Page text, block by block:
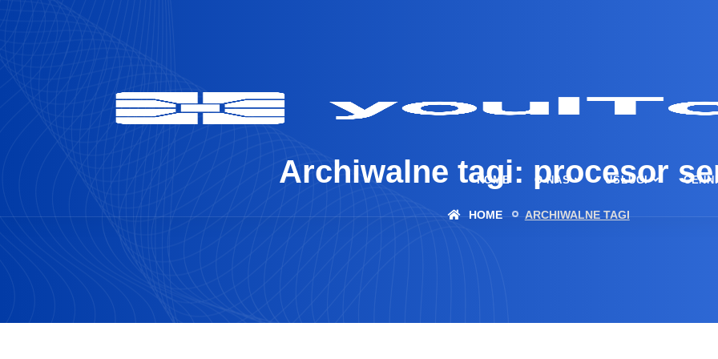
HOME O NAS USŁUGI
Archiwalne tagi: procesor
HOME ARCHIWALNE TAGI